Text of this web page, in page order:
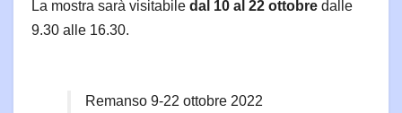
La mostra sarà visitabile dal 10 al 22 ottobre dalle
9.30 alle 16.30.
Remanso 9-22 ottobre 2022